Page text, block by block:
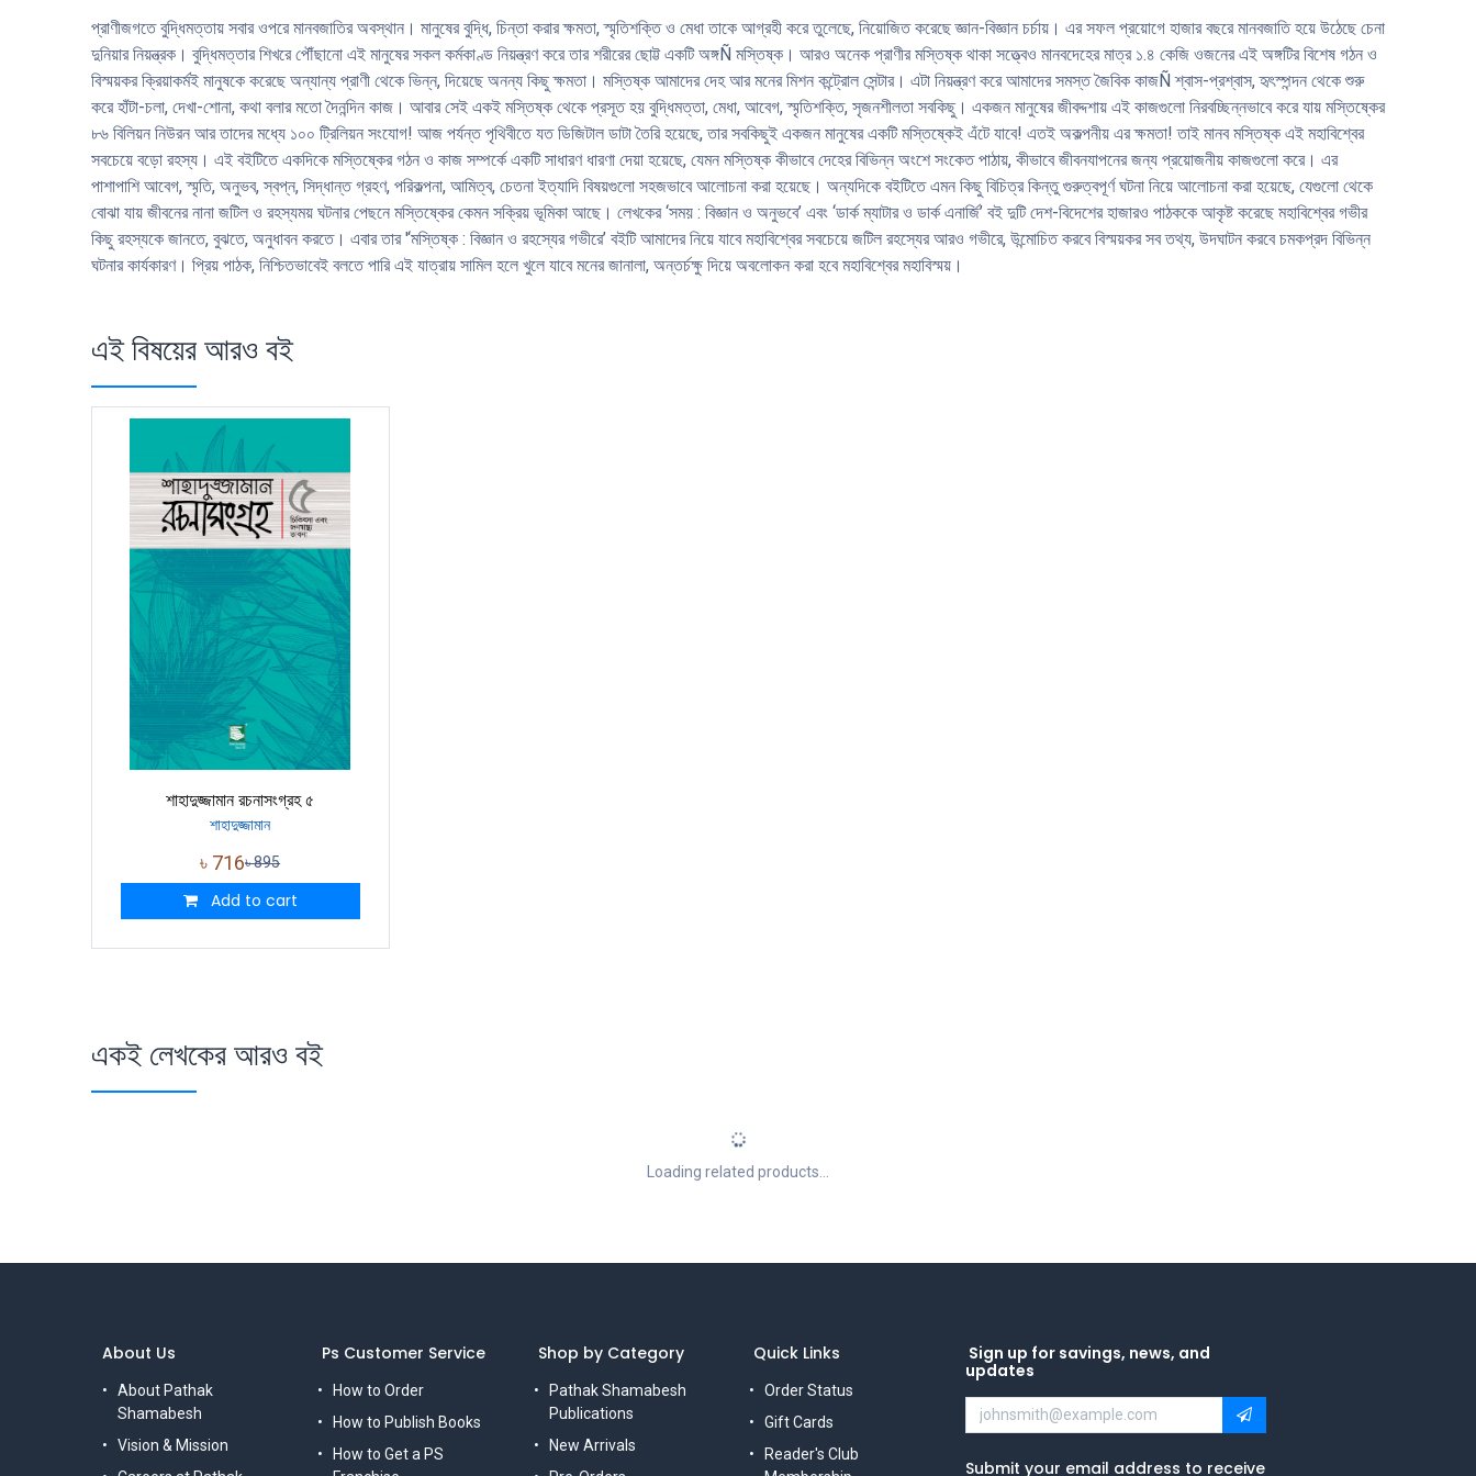
জানালা, অন্তর্চক্ষু দিয়ে অবলোকন করা হবে মহাবিশ্বের মহাবিস্ময়।
প্রাণীজগতে বুদ্ধিমত্তায় সবার ওপরে মানবজাতির অবস্থান। মানুষের বুদ্ধি, চিন্তা করার ক্ষমতা, স্মৃতিশক্তি ও মেধা তাকে আগ্রহী করে তুলেছে, নিয়োজিত করেছে জ্ঞান-বিজ্ঞান চর্চায়। এর সফল প্রয়োগে হাজার বছরে মানবজাতি হয়ে উঠেছে চেনা
দুনিয়ার নিয়ন্ত্রক। বুদ্ধিমত্তার শিখরে পৌঁছানো এই মানুষের সকল কর্মকাণ্ড নিয়ন্ত্রণ করে তার শরীরের ছোট্ট একটি অঙ্গÑ মস্তিষ্ক। আরও অনেক প্রাণীর মস্তিষ্ক থাকা সত্ত্বেও মানবদেহের মাত্র ১.৪ কেজি ওজনের এই অঙ্গটির বিশেষ গঠন ও
বিস্ময়কর ক্রিয়াকর্মই মানুষকে করেছে অন্যান্য প্রাণী থেকে ভিন্ন, দিয়েছে অনন্য কিছু ক্ষমতা। মস্তিষ্ক আমাদের দেহ আর মনের মিশন কন্ট্রোল সেন্টার। এটা নিয়ন্ত্রণ করে আমাদের সমস্ত জৈবিক কাজÑ শ্বাস-প্রশ্বাস, হৃৎস্পন্দন থেকে শুরু
করে হাঁটা-চলা, দেখা-শোনা, কথা বলার মতো দৈনন্দিন কাজ। আবার সেই একই মস্তিষ্ক থেকে প্রসূত হয় বুদ্ধিমত্তা, মেধা, আবেগ, স্মৃতিশক্তি, সৃজনশীলতা সবকিছু। একজন মানুষের জীবদ্দশায় এই কাজগুলো নিরবচ্ছিন্নভাবে করে যায় মস্তিষ্কের
৮৬ বিলিয়ন নিউরন আর তাদের মধ্যে ১০০ ট্রিলিয়ন সংযোগ! আজ পর্যন্ত পৃথিবীতে যত ডিজিটাল ডাটা তৈরি হয়েছে, তার সবকিছুই একজন মানুষের একটি মস্তিষ্কেই এঁটে যাবে! এতই অকল্পনীয় এর ক্ষমতা! তাই মানব মস্তিষ্ক এই মহাবিশ্বের
সবচেয়ে বড়ো রহস্য। এই বইটিতে একদিকে মস্তিষ্কের গঠন ও কাজ সম্পর্কে একটি সাধারণ ধারণা দেয়া হয়েছে, যেমন মস্তিষ্ক কীভাবে দেহের বিভিন্ন অংশে সংকেত পাঠায়, কীভাবে জীবনযাপনের জন্য প্রয়োজনীয় কাজগুলো করে। এর
পাশাপাশি আবেগ, স্মৃতি, অনুভব, স্বপ্ন, সিদ্ধান্ত গ্রহণ, পরিকল্পনা, আমিত্ব, চেতনা ইত্যাদি বিষয়গুলো সহজভাবে আলোচনা করা হয়েছে। অন্যদিকে বইটিতে এমন কিছু বিচিত্র কিন্তু গুরুত্বপূর্ণ ঘটনা নিয়ে আলোচনা করা হয়েছে, যেগুলো থেকে
বোঝা যায় জীবনের নানা জটিল ও রহস্যময় ঘটনার পেছনে মস্তিষ্কের কেমন সক্রিয় ভূমিকা আছে। লেখকের ‘সময় : বিজ্ঞান ও অনুভবে’ এবং ‘ডার্ক ম্যাটার ও ডার্ক এনার্জি’ বই দুটি দেশ-বিদেশের হাজারও পাঠককে আকৃষ্ট করেছে মহাবিশ্বের গভীর
কিছু রহস্যকে জানতে, বুঝতে, অনুধাবন করতে। এবার তার '‘মস্তিষ্ক : বিজ্ঞান ও রহস্যের গভীরে’ বইটি আমাদের নিয়ে যাবে মহাবিশ্বের সবচেয়ে জটিল রহস্যের আরও গভীরে, উন্মোচিত করবে বিস্ময়কর সব তথ্য, উদঘাটন করবে চমকপ্রদ বিভিন্ন
ঘটনার কার্যকারণ। প্রিয় পাঠক, নিশ্চিতভাবেই বলতে পারি এই যাত্রায় সামিল হলে খুলে যাবে মনের জানালা, অন্তর্চক্ষু দিয়ে অবলোকন করা হবে মহাবিশ্বের মহাবিস্ময়।
এই বিষয়ের আরও বই
শাহাদুজ্জামান রচনাসংগ্রহ ৫
শাহাদুজ্জামান
৳ 716৳895
Add to cart
একই লেখকের আরও বই
Loading related products...
Ps Customer Service
How to Order
How to Publish Books
How to Get a PS
Shop by Category
Pathak Shamabesh
Publications
New Arrivals
Quick Links
Order Status
Gift Cards
Reader's Club
Sign up for savings, news, and
updates
Submit your email address to receive
About Us
About Pathak
Shamabesh
Vision & Mission